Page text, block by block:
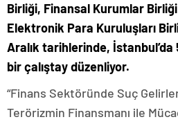
Birliği, Finansal Kurumlar
Elektronik Para Kuruluşları
Aralık tarihlerinde,
bir çalıştay düzenliyor.
“Finans Sektöründe Suç
Terörizmin Finansmanı ile